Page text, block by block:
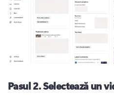
Pasul 2.Selectează un